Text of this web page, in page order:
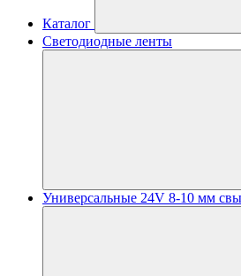
Каталог
Светодиодные ленты
Универсальные 24V 8-10 мм